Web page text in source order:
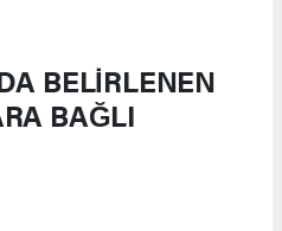
BELİRLENEN
BAĞLI